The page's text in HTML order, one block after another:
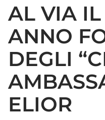
AL VIA
ANNO
DEGLI
ELIOR